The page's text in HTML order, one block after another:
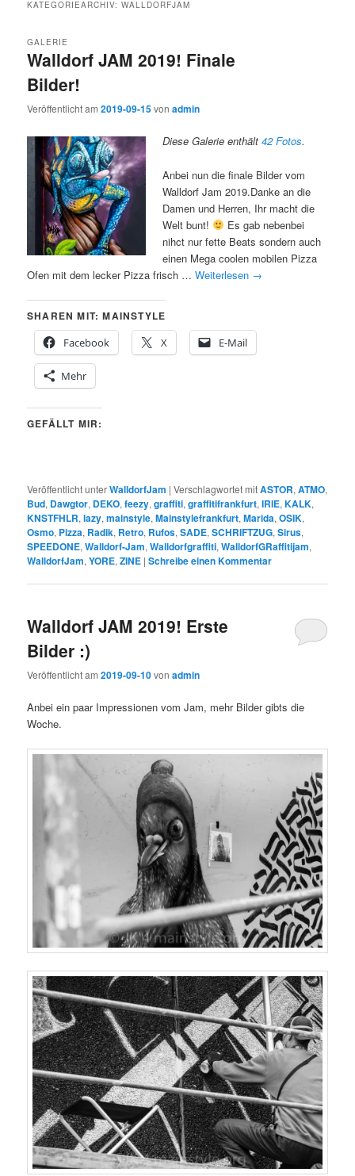
KATEGORIEARCHIV:WALLDORFJAM
Walldorf JAM 2019! Finale
Bilder!
GALERIE
Veröffentlicht am2019-09-15vonadmin
Diese Galerie enthält42 Fotos.
Anbei nun die finale Bilder vom
Walldorf Jam 2019.Danke an die
Damen und Herren, Ihr macht die
Welt bunt!
Es gab nebenbei
nihct nur fette Beats sondern auch
einen Mega coolen mobilen Pizza
Ofen mit dem lecker Pizza frisch …Weiterlesen →
SHAREN MIT: MAINSTYLE
Facebook
X E-Mail
Mehr
GEFÄLLT MIR:
Veröffentlicht unterWalldorfJam |Verschlagwortet mitASTOR,ATMO,
Bud, Dawgtor, DEKO,feezy,graffiti,graffitifrankfurt,IRIE,KALK,
KNSTFHLR,lazy,mainstyle,Mainstylefrankfurt,Marida,OSIK,
Osmo, Pizza, Radik, Retro, Rufos,SADE,SCHRIFTZUG,Sirus,
SPEEDONE,Walldorf-Jam,Walldorfgraffiti,WalldorfGRaffitijam,
WalldorfJam,YORE,ZINE |Schreibe einen Kommentar
Walldorf JAM 2019! Erste
Bilder :)
Veröffentlicht am2019-09-10vonadmin
Anbei ein paar Impressionen vom Jam, mehr Bilder gibts die
Woche.